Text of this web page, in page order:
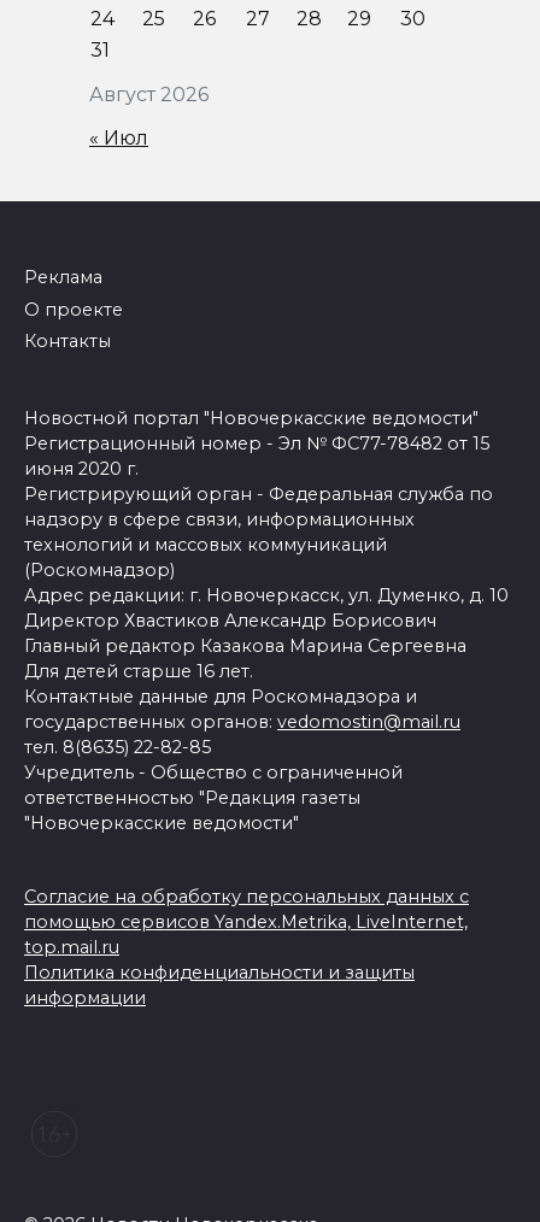
Август 2026
24
25 26 27 28 29
30
31
« Июл
Реклама
О проекте
Контакты
Новостной портал "Новочеркасские ведомости"
Регистрационный номер - Эл № ФС77-78482 от 15
июня 2020 г.
Регистрирующий орган - Федеральная служба по
надзору в сфере связи, информационных
технологий и массовых коммуникаций
(Роскомнадзор)
Адрес редакции: г. Новочеркасск, ул. Думенко, д. 10
Директор Хвастиков Александр Борисович
Главный редактор Казакова Марина Сергеевна
Для детей старше 16 лет.
Контактные данные для Роскомнадзора и
государственных органов: vedomostin@mail.ru
тел. 8(8635) 22-82-85
Учредитель - Общество с ограниченной
ответственностью "Редакция газеты
"Новочеркасские ведомости"
Согласие на обработку персональных данных с
помощью сервисов Yandex.Metrika, LiveInternet,
top.mail.ru
Политика конфиденциальности и защиты
информации